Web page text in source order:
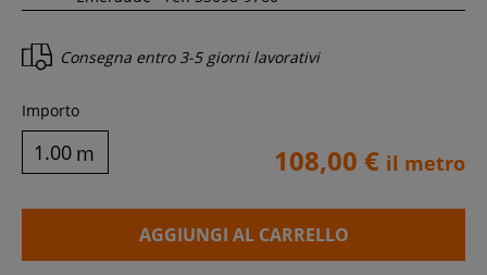
Consegna entro 3-5 giorni lavorativi
Importo
m 108,00 € il metro
AGGIUNGI AL CARRELLO